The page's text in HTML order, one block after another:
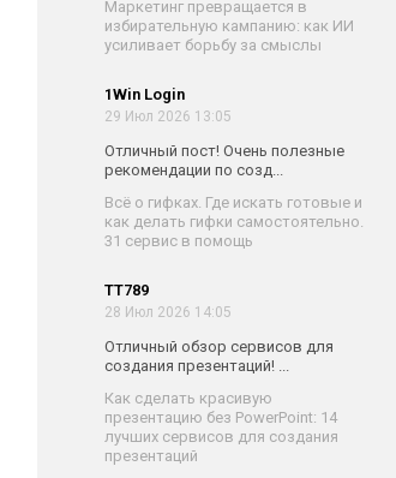
Маркетинг превращается в
избирательную кампанию: как ИИ
усиливает борьбу за смыслы
1Win Login
29 Июл 2026 13:05
Отличный пост! Очень полезные
рекомендации по созд...
Всё о гифках. Где искать готовые и
как делать гифки самостоятельно.
31 сервис в помощь
TT789
28 Июл 2026 14:05
Отличный обзор сервисов для
создания презентаций! ...
Как сделать красивую
презентацию без PowerPoint: 14
лучших сервисов для создания
презентаций